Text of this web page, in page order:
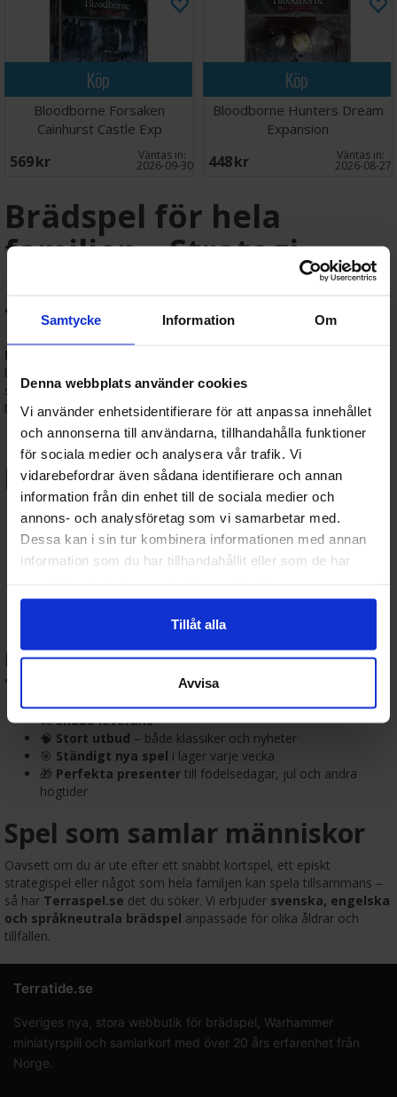
Samtycke Information Om
Denna webbplats använder cookies
Vi använder enhetsidentifierare för att anpassa innehållet
och annonserna till användarna, tillhandahålla funktioner
för sociala medier och analysera vår trafik. Vi
vidarebefordrar även sådana identifierare och annan
information från din enhet till de sociala medier och
annons- och analysföretag som vi samarbetar med.
Dessa kan i sin tur kombinera informationen med annan
information som du har tillhandahållit eller som de har
Tillåt alla
Avvisa
Köp
Bloodborne Forsaken
Cainhurst Castle Exp
569 SEK Väntas in:
2026-09-30
Köp
Bloodborne Hunters Dream
Expansion
448 SEK Väntas in:
2026-08-27
Brädspel för hela
familjen – Strategi,
party och klassiker hos
Terraspel.se
Brädspel
både dig själv och andra. På
sortiment av spel – från djupa strategispel och smarta familjespel
till roliga festspel och barnvänliga titlar.
🎯 Våra mest populära
brädspelskategorier:
Strategispel:
För dig som gillar långsiktigt tänkande – t.ex.
Terraforming Mars, Scythe, Brass.
Familjespel:Spel som passar alla åldrar – Ticket to Ride,
Azul, Cascadia m.fl.
One och Exploding Kittens.
Lärorika och underhållande spel för yngre spelare.
📦 Därför väljer spelare
Terraspel.se:
🚚Snabb leverans
🧠 Stort utbud – både klassiker och nyheter
🎯 Ständigt nya spel i lager varje vecka
🎁 Perfekta presenter till födelsedagar, jul och andra
högtider
Spel som samlar människor
Oavsett om du är ute efter ett snabbt kortspel, ett episkt
strategispel eller något som hela familjen kan spela tillsammans –
så har Terraspel.se det du söker. Vi erbjuder svenska, engelska
och språkneutrala brädspel anpassade för olika åldrar och
tillfällen.
Terratide.se
Sveriges nya, stora webbutik för brädspel, Warhammer
miniatyrspill och samlarkort med över 20 års erfarenhet från
Norge.